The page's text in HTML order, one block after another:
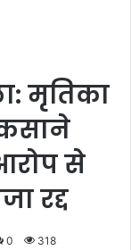
मृतिका
से
रद्द
0 318